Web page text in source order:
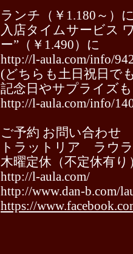
ランチ（￥1.180～
入店タイムサービス
ー”（￥1.490）に
http://l-aula.com/info/
(どちらも土日祝日で
記念日やサプライズ
http://l-aula.com/info/
ご予約 お問い合わせ
トラットリア ラウ
木曜定休（不定休有り
http://l-aula.com/
http://www.dan-b.com/
https://